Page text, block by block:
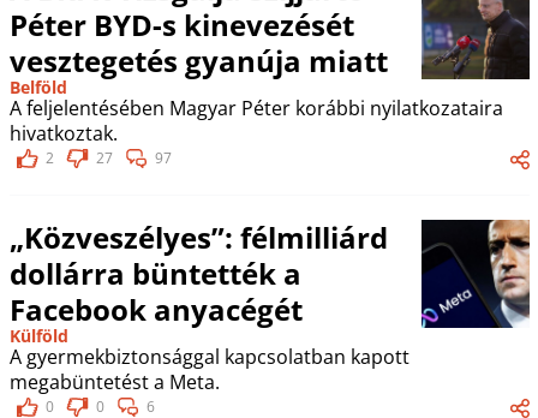
Péter BYD-s kinevezését
vesztegetés gyanúja miatt
Belföld
A feljelentésében Magyar Péter korábbi nyilatkozataira
hivatkoztak.
2 27 97
„Közveszélyes”: félmilliárd
dollárra büntették a
Facebook anyacégét
Külföld
A gyermekbiztonsággal kapcsolatban kapott
megabüntetést a Meta.
0 0 6